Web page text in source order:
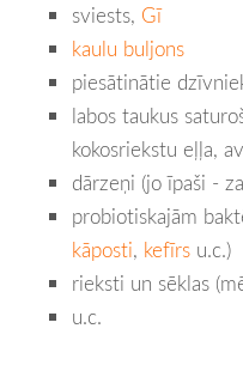
sviests, Gī
kaulu buljons
piesātinātie
labos taukus
kokosriekstu eļļa,
dārzeņi (jo īpaši -
probiotiskajām
kāposti, kefīrs u.c.)
rieksti un sēklas
u.c.